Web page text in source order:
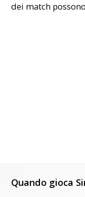
dei match
Quando gioca